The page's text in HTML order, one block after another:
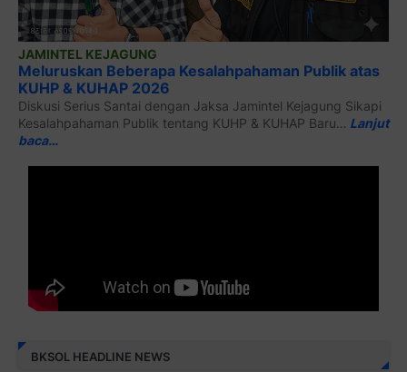
JAMINTEL KEJAGUNG
Meluruskan Beberapa Kesalahpahaman Publik atas
KUHP & KUHAP 2026
Diskusi Serius Santai dengan Jaksa Jamintel Kejagung Sikapi
Kesalahpahaman Publik tentang KUHP & KUHAP Baru… Lanjut
baca…
BKSOL HEADLINE NEWS